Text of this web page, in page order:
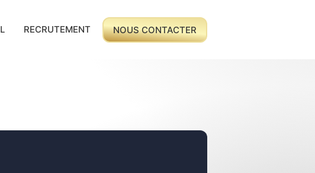
RECRUTEMENT NOUS CONTACTER